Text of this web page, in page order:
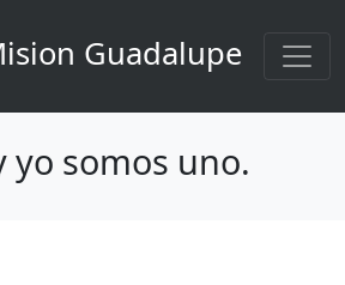
Guadalupe
yo somos uno.